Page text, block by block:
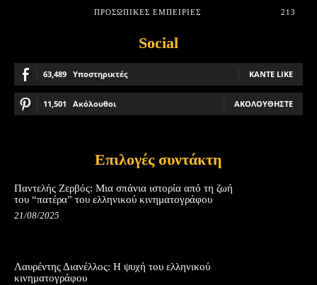
ΠΡΟΣΩΠΙΚΈΣ ΕΜΠΕΙΡΊΕΣ
213
Social
63,489 Υποστηρικτές ΚΆΝΤΕ LIKE
11,501 Ακόλουθοι ΑΚΟΛΟΥΘΉΣΤΕ
Επιλογές συντάκτη
Παντελής Ζερβός: Μια σπάνια ιστορία από τη ζωή
του “πατέρα” του ελληνικού κινηματογράφου
21/08/2025
Λαυρέντης Διανέλλος: Η ψυχή του ελληνικού
κινηματογράφου